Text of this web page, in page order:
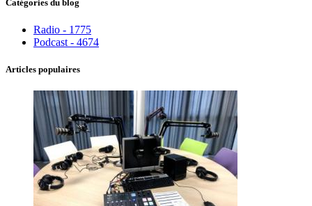
Catégories du blog
Radio - 1775
Podcast - 4674
Articles populaires